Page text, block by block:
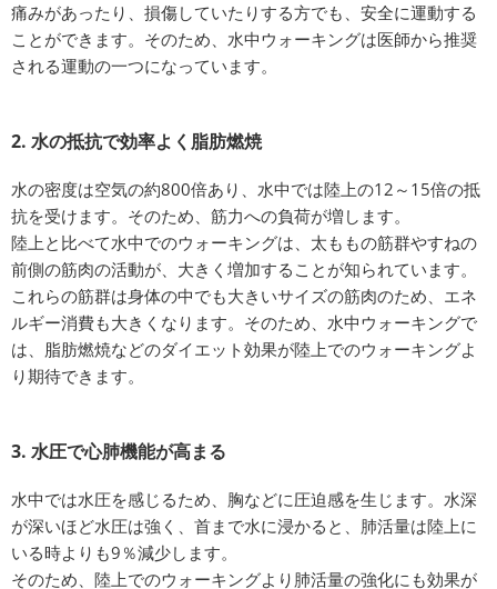
痛みがあったり、損傷していたりする方でも、安全に運動する
ことができます。そのため、水中ウォーキングは医師から推奨
される運動の一つになっています。
2. 水の抵抗で効率よく脂肪燃焼
水の密度は空気の約800倍あり、水中では陸上の12～15倍の抵
抗を受けます。そのため、筋力への負荷が増します。
陸上と比べて水中でのウォーキングは、太ももの筋群やすねの
前側の筋肉の活動が、大きく増加することが知られています。
これらの筋群は身体の中でも大きいサイズの筋肉のため、エネ
ルギー消費も大きくなります。そのため、水中ウォーキングで
は、脂肪燃焼などのダイエット効果が陸上でのウォーキングよ
り期待できます。
3. 水圧で心肺機能が高まる
水中では水圧を感じるため、胸などに圧迫感を生じます。水深
が深いほど水圧は強く、首まで水に浸かると、肺活量は陸上に
いる時よりも9％減少します。
そのため、陸上でのウォーキングより肺活量の強化にも効果が